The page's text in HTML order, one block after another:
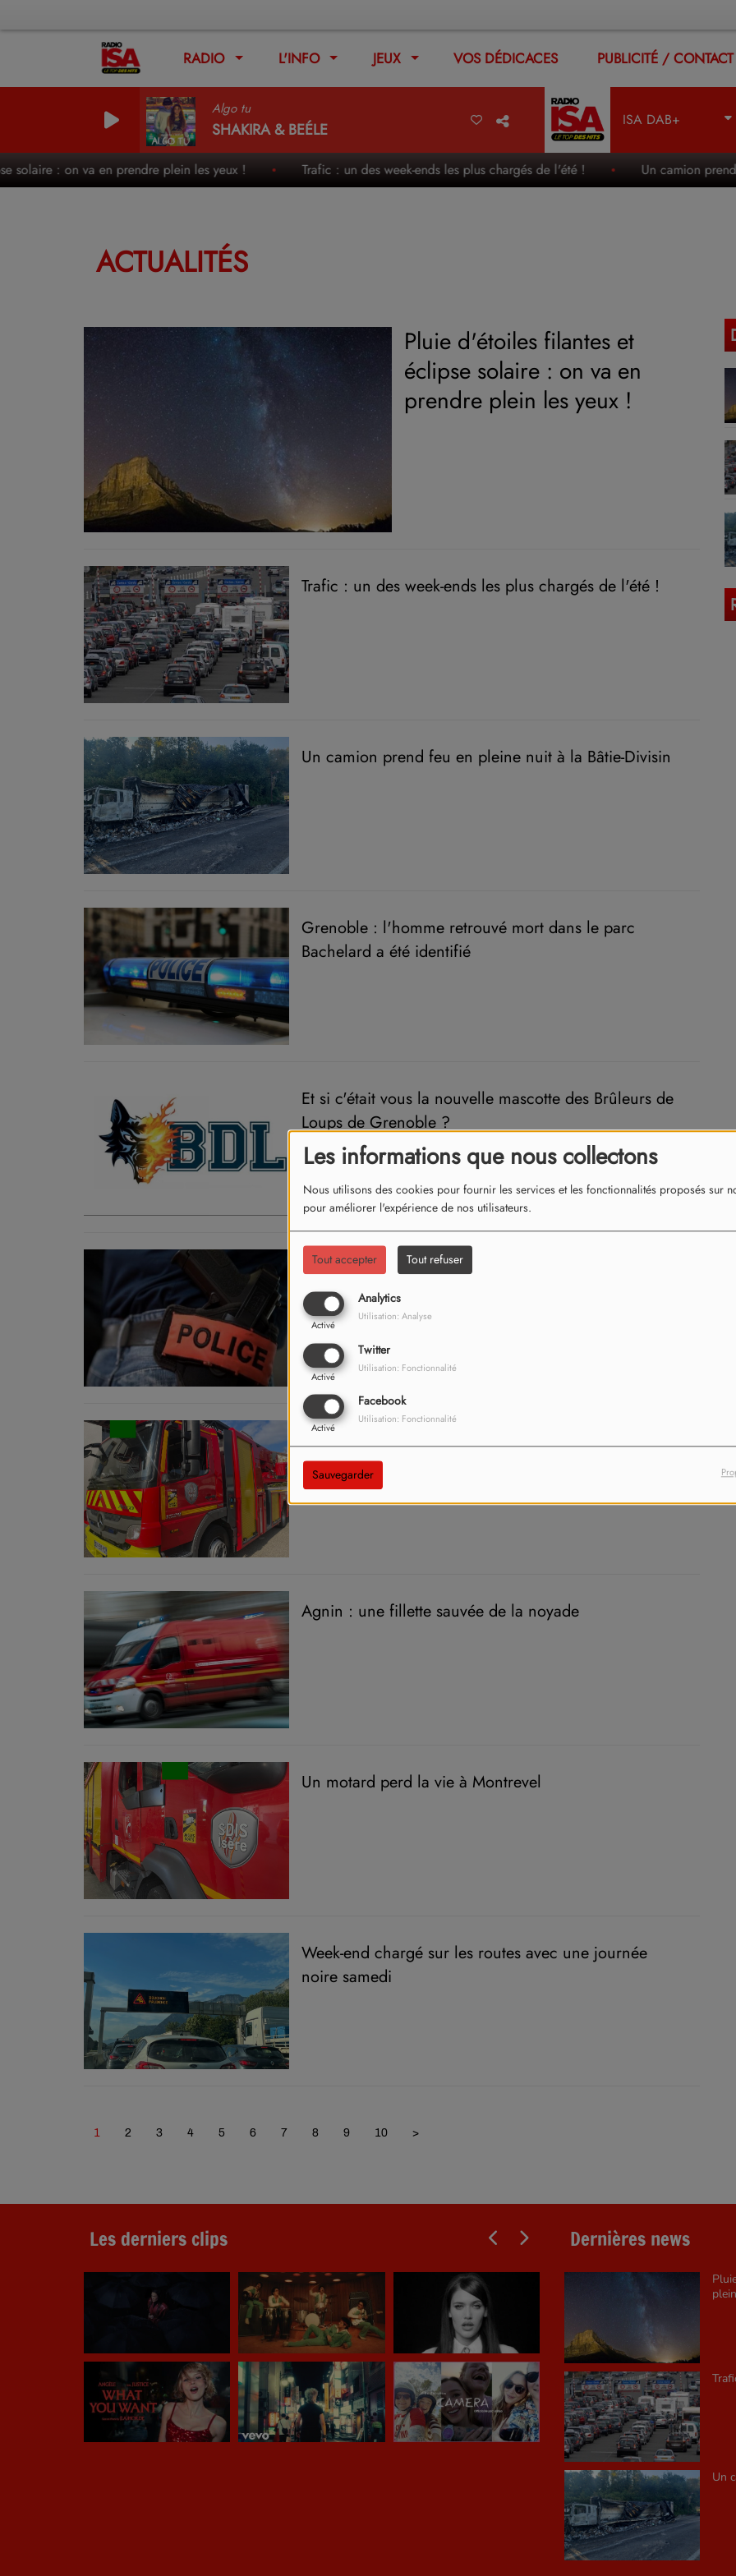
Les informations que nous collectons
Nous utilisons des cookies pour fournir les services et les fonctionnalités proposés sur
pour améliorer l'expérience de nos utilisateurs.
Tout accepter Tout refuser
Analytics
Activé
Utilisation: Analyse
Twitter
Activé
Utilisation: Fonctionnalité
Facebook
Activé
Utilisation: Fonctionnalité
Sauvegarder
RADIO L'INFO JEUX VOS DÉDICACES PUBLICITÉ / CONTACT
Algo tu
SHAKIRA & BEÉLE ISA DAB+
: on va en prendre plein les yeux ! Trafic : un des week-ends les plus chargés de l'été ! Un camion prend feu
ACTUALITÉS
Pluie d'étoiles filantes et
éclipse solaire : on va en
prendre plein les yeux !
Trafic : un des week-ends les plus chargés de l'été !
Un camion prend feu en pleine nuit à la Bâtie-Divisin
Grenoble : l'homme retrouvé mort dans le parc
Bachelard a été identifié
Et si c'était vous la nouvelle mascotte des Brûleurs de
Loups de Grenoble ?
Le corps sans vie d'un homme retrouvé parc Bachelard
à Grenoble
Grenoble : les flammes ravagent un appartement rue
Saint-Laurent
Agnin : une fillette sauvée de la noyade
Un motard perd la vie à Montrevel
Week-end chargé sur les routes avec une journée
noire samedi
1 2 3 4 5 6 7 8 9 10 >
Les derniers clips Dernières news
Un